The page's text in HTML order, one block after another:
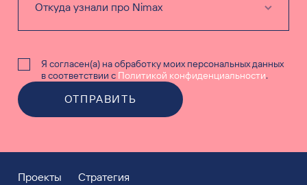
Я согласен(а) на обработку моих персональных данных
в соответствии с Политикой конфиденциальности.
ОТПРАВИТЬ
Проекты Стратегия